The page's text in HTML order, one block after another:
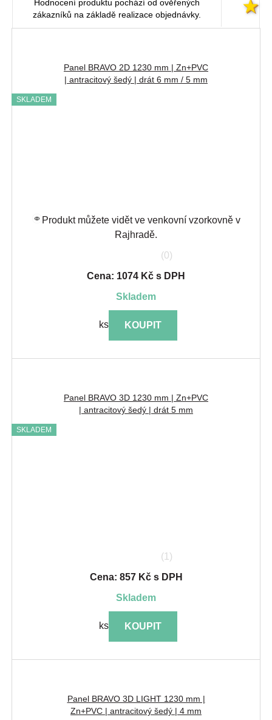
Hodnocení produktu pochází od ověřených
zákazníků na základě realizace objednávky.
Panel BRAVO 2D 1230 mm | Zn+PVC
| antracitový šedý | drát 6 mm / 5 mm
SKLADEM
Produkt můžete vidět ve venkovní vzorkovně v
Rajhradě.
(0)
Cena: 1074 Kč s DPH
skladem
ks KOUPIT
Panel BRAVO 3D 1230 mm | Zn+PVC
| antracitový šedý | drát 5 mm
SKLADEM
(1)
Cena: 857 Kč s DPH
skladem
ks KOUPIT
Panel BRAVO 3D LIGHT 1230 mm |
Zn+PVC | antracitový šedý | 4 mm